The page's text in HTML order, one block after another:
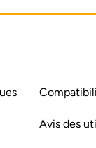
Avis des